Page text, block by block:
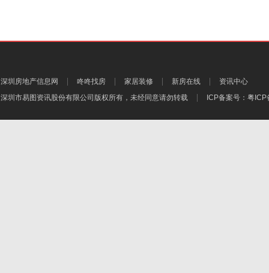
深圳房地产信息网 咚咚找房 家居装修 新房在线
资讯中心
深圳市易图资讯股份有限公司 版权所有，未经同意请勿转载 ICP备案号： 粤ICP